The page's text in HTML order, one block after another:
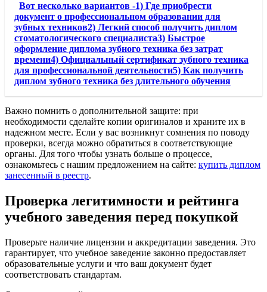
Вот несколько вариантов -1) Где приобрести
документ о профессиональном образовании для
зубных техников2) Легкий способ получить диплом
стоматологического специалиста3) Быстрое
оформление диплома зубного техника без затрат
времени4) Официальный сертификат зубного техника
для профессиональной деятельности5) Как получить
диплом зубного техника без длительного обучения
Важно помнить о дополнительной защите: при
необходимости сделайте копии оригиналов и храните их в
надежном месте. Если у вас возникнут сомнения по поводу
проверки, всегда можно обратиться в соответствующие
органы. Для того чтобы узнать больше о процессе,
ознакомьтесь с нашим предложением на сайте: купить диплом
занесенный в реестр.
Проверка легитимности и рейтинга
учебного заведения перед покупкой
Проверьте наличие лицензии и аккредитации заведения. Это
гарантирует, что учебное заведение законно предоставляет
образовательные услуги и что ваш документ будет
соответствовать стандартам.